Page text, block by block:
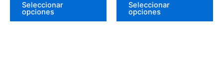
Seleccionar
opciones
Seleccionar
opciones